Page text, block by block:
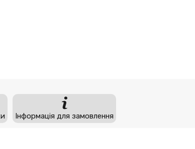
Інформація для замовлення